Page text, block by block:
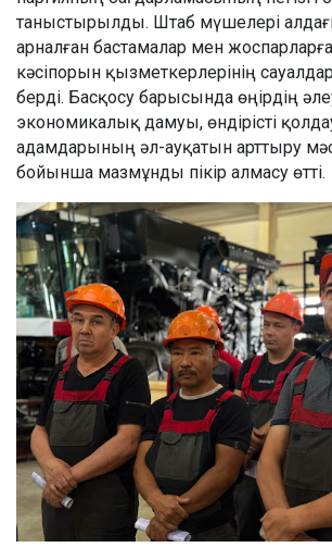
таныстырылды. Штаб мүшелері
арналған бастамалар мен
кәсіпорын қызметкерлерінің
берді. Басқосу барысында өңірдің
экономикалық дамуы, өндірісті
адамдарының әл-ауқатын арттыру
бойынша мазмұнды пікір алмасу өтті.